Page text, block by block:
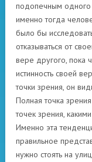
подопечным одного
именно тогда
было бы
отказываться от
вере другого, пока
истинность своей
точки зрения, он
Полная точка
точек зрения,
Именно эта
правильное
нужно стоять на